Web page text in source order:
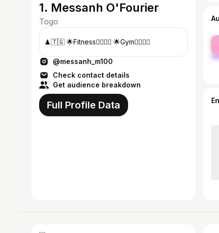
1. Messanh O'Fourier
Togo
♟🇹🇬 🌟Fitness🏋🏽💪🏽 🌟Gym🏋🏽💪🏽
@messanh_m100
Check contact details
Get audience breakdown
Full Profile Data